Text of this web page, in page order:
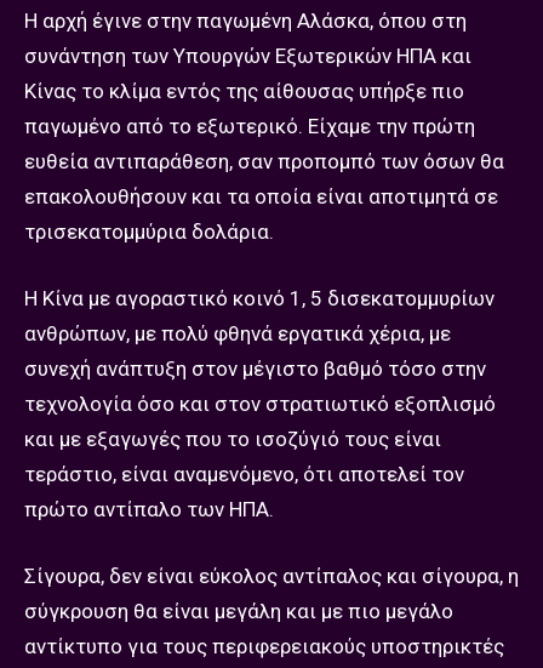
Η αρχή έγινε στην παγωμένη Αλάσκα, όπου στη
συνάντηση των Υπουργών Εξωτερικών ΗΠΑ και
Κίνας το κλίμα εντός της αίθουσας υπήρξε πιο
παγωμένο από το εξωτερικό. Είχαμε την πρώτη
ευθεία αντιπαράθεση, σαν προπομπό των όσων θα
επακολουθήσουν και τα οποία είναι αποτιμητά σε
τρισεκατομμύρια δολάρια.
Η Κίνα με αγοραστικό κοινό 1, 5 δισεκατομμυρίων
ανθρώπων, με πολύ φθηνά εργατικά χέρια, με
συνεχή ανάπτυξη στον μέγιστο βαθμό τόσο στην
τεχνολογία όσο και στον στρατιωτικό εξοπλισμό
και με εξαγωγές που το ισοζύγιό τους είναι
τεράστιο, είναι αναμενόμενο, ότι αποτελεί τον
πρώτο αντίπαλο των ΗΠΑ.
Σίγουρα, δεν είναι εύκολος αντίπαλος και σίγουρα, η
σύγκρουση θα είναι μεγάλη και με πιο μεγάλο
αντίκτυπο για τους περιφερειακούς υποστηρικτές